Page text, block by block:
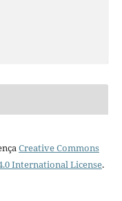
Creative Commons
International License.